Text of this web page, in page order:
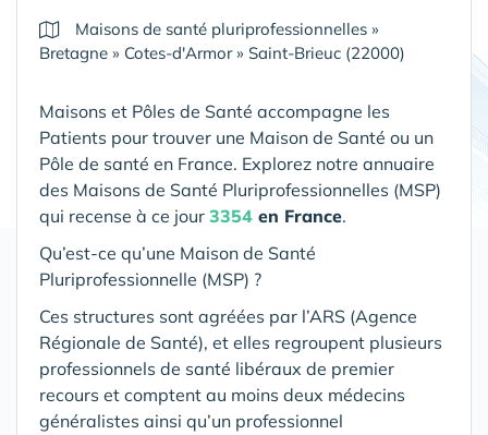
Maisons de santé pluriprofessionnelles »
Bretagne » Cotes-d'Armor» Saint-Brieuc (22000)
Maisons et Pôles de Santé accompagne les
Patients pour trouver une Maison de Santé ou un
Pôle de santé en France. Explorez notre annuaire
des Maisons de Santé Pluriprofessionnelles (MSP)
qui recense à ce jour 3354 en France.
Qu’est-ce qu’une Maison de Santé
Pluriprofessionnelle (MSP) ?
Ces structures sont agréées par l’ARS (Agence
Régionale de Santé), et elles regroupent plusieurs
professionnels de santé libéraux de premier
recours et comptent au moins deux médecins
généralistes ainsi qu’un professionnel